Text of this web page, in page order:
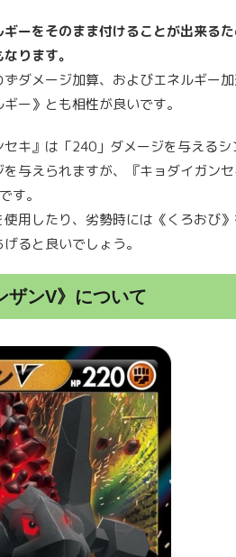
ーをそのまま付けることが出来る
ります。
ダメージ加算、およびエネルギー
ー》とも相性が良いです。
キ』は「240」ダメージを与えるシ
与えられますが、『キョダイガン
す。
用したり、劣勢時には《くろおび
ると良いでしょう。
ザンV》について